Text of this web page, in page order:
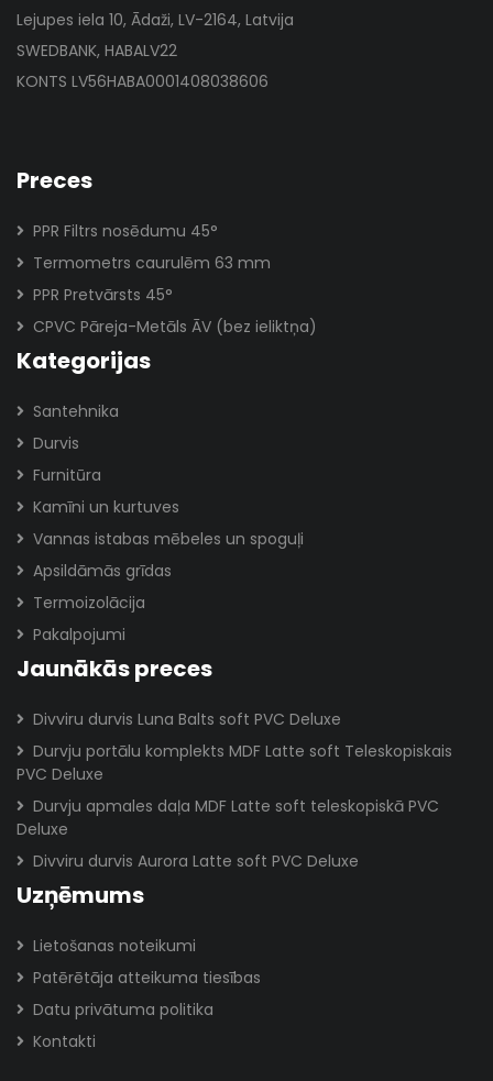
Lejupes iela 10, Ādaži, LV-2164, Latvija
SWEDBANK, HABALV22
KONTS LV56HABA0001408038606
Preces
PPR Filtrs nosēdumu 45°
Termometrs caurulēm 63 mm
PPR Pretvārsts 45°
CPVC Pāreja-Metāls ĀV (bez ieliktņa)
Kategorijas
Santehnika
Durvis
Furnitūra
Kamīni un kurtuves
Vannas istabas mēbeles un spoguļi
Apsildāmās grīdas
Termoizolācija
Pakalpojumi
Jaunākās preces
Divviru durvis Luna Balts soft PVC Deluxe
Durvju portālu komplekts MDF Latte soft Teleskopiskais
PVC Deluxe
Durvju apmales daļa MDF Latte soft teleskopiskā PVC
Deluxe
Divviru durvis Aurora Latte soft PVC Deluxe
Uzņēmums
Lietošanas noteikumi
Patērētāja atteikuma tiesības
Datu privātuma politika
Kontakti